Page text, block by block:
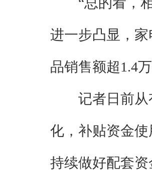
进一步凸显，
品销售额超1.4
记者日前
化，补贴资金
持续做好配套